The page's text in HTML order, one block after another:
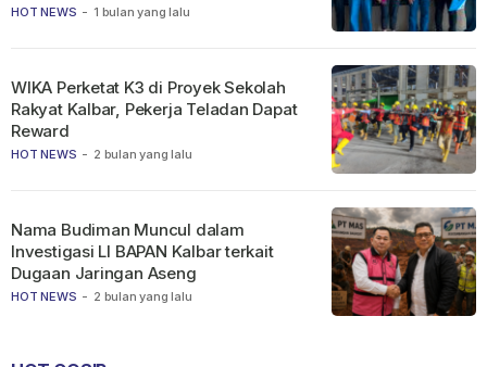
HOT NEWS - 1 bulan yang lalu
HOT NEWS - 2 bulan yang lalu
WIKA Perketat K3 di Proyek Sekolah
Rakyat Kalbar, Pekerja Teladan Dapat
Reward
HOT NEWS - 2 bulan yang lalu
Nama Budiman Muncul dalam
Investigasi LI BAPAN Kalbar terkait
Dugaan Jaringan Aseng